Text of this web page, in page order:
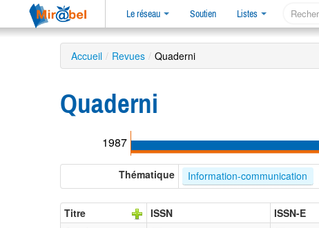
Le réseau Soutien Listes
Accueil / Revues / Quaderni
Quaderni
1987
Thématique Information-communication
Titre ISSN ISSN-E